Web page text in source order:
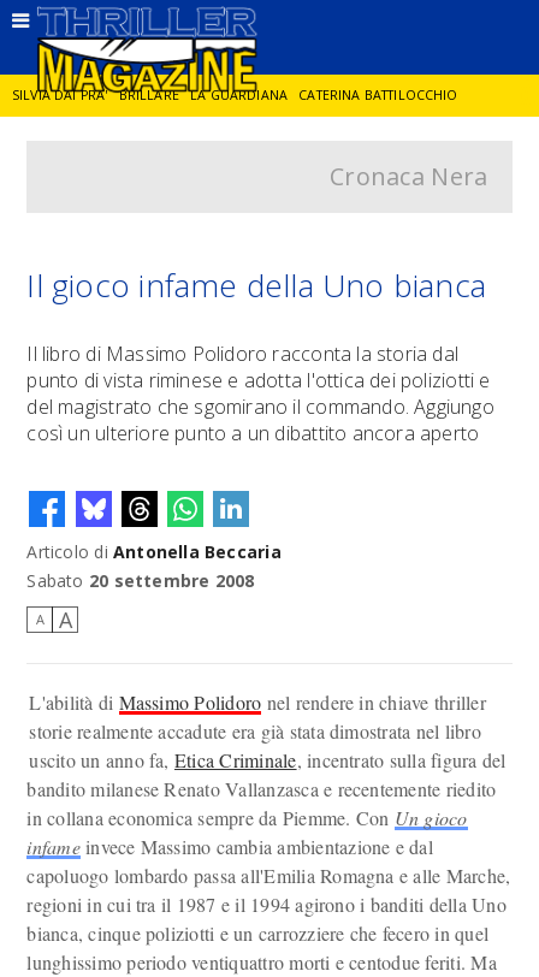
SILVIA DAI PRA' BRILLARE LA GUARDIANA CATERINA BATTILOCCHIO
GIANCARLO DE CATALDO
Cronaca Nera
Il gioco infame della Uno bianca
Il libro di Massimo Polidoro racconta la storia dal
punto di vista riminese e adotta l'ottica dei poliziotti e
del magistrato che sgomirano il commando. Aggiungo
così un ulteriore punto a un dibattito ancora aperto
Articolo di Antonella Beccaria
Sabato 20 settembre 2008
A A
L'abilità di Massimo Polidoro nel rendere in chiave thriller
storie realmente accadute era già stata dimostrata nel libro
uscito un anno fa, Etica Criminale, incentrato sulla figura del
bandito milanese Renato Vallanzasca e recentemente riedito
in collana economica sempre da Piemme. Con Un gioco
infameinvece Massimo cambia ambientazione e dal
capoluogo lombardo passa all'Emilia Romagna e alle Marche,
regioni in cui tra il 1987 e il 1994 agirono i banditi della Uno
bianca, cinque poliziotti e un carrozziere che fecero in quel
lunghissimo periodo ventiquattro morti e centodue feriti. Ma